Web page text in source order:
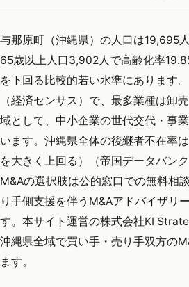
与那原町（沖縄県）の人口は19,695
65歳以上人口3,902人で高齢化率
を下回る比較的若い水準にあります
（経済センサス）で、最多業種は卸
域として、中小企業の世代交代・事
います。沖縄県全体の後継者不在率
を大きく上回る）（帝国データバン
M&Aの選択肢は公的窓口での無料相
り手側支援を伴うM&Aアドバイザリ
す。本サイト運営の株式会社KI
沖縄県全域で買い手・売り手双方の
ます。